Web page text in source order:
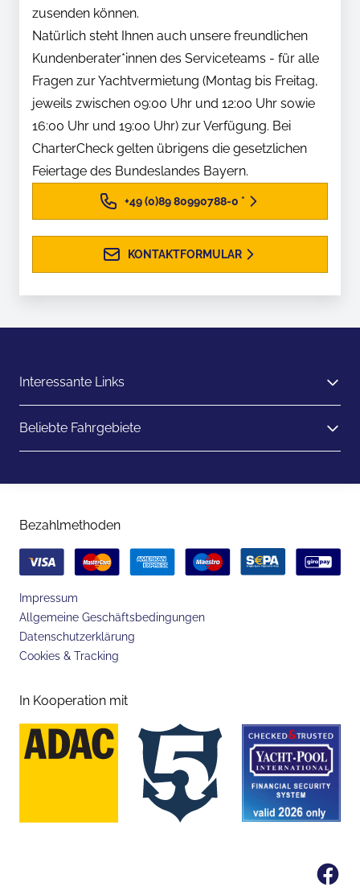
zusenden können.
Natürlich steht Ihnen auch unsere freundlichen
Kundenberater*innen des Serviceteams - für alle
Fragen zur Yachtvermietung (Montag bis Freitag,
jeweils zwischen 09:00 Uhr und 12:00 Uhr sowie
16:00 Uhr und 19:00 Uhr) zur Verfügung. Bei
CharterCheck gelten übrigens die gesetzlichen
Feiertage des Bundeslandes Bayern.
+49 (0)89 80990788-0 *
KONTAKTFORMULAR
Interessante Links
Beliebte Fahrgebiete
Bezahlmethoden
Impressum
Allgemeine Geschäftsbedingungen
Datenschutzerklärung
Cookies & Tracking
In Kooperation mit